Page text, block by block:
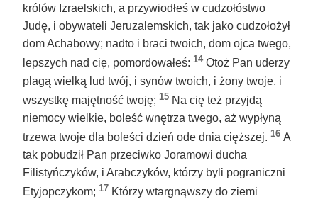
królów Izraelskich, a przywiodłeś w cudzołóstwo
Judę, i obywateli Jeruzalemskich, tak jako cudzołożył
dom Achabowy; nadto i braci twoich, dom ojca twego,
lepszych nad cię, pomordowałeś: 14 Otoż Pan uderzy
plagą wielką lud twój, i synów twoich, i żony twoje, i
wszystkę majętność twoję; 15 Na cię też przyjdą
niemocy wielkie, boleść wnętrza twego, aż wypłyną
trzewa twoje dla boleści dzień ode dnia cięższej. 16 A
tak pobudził Pan przeciwko Joramowi ducha
Filistyńczyków, i Arabczyków, którzy byli pograniczni
Etyjopczykom; 17 Którzy wtargnąwszy do ziemi